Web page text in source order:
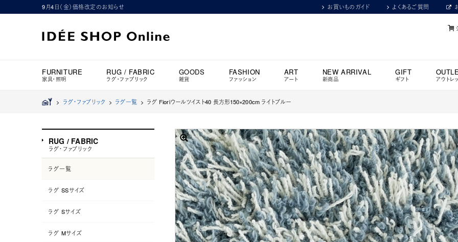
9月4日（金）価格改定のお知らせ お買いものガイド よくあるご質問
FURNITURE
家具・照明
RUG / FABRIC
ラグ・ファブリック
GOODS
雑貨
FASHION
ファッション
ART
アート
NEW ARRIVAL
新商品
GIFT
ギフト アウトレ
> ラグ・ファブリック > ラグ一覧 > ラグ Fioriウールツイスト40 長方形150×200cm ライトブルー
RUG / FABRIC
ラグ・ファブリック
ラグ一覧
ラグ SSサイズ
ラグ Sサイズ
ラグ Mサイズ